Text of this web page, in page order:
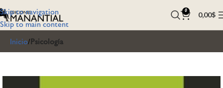
Skip to navigation
Skip to main content
0 0,00$
Inicio Psicología